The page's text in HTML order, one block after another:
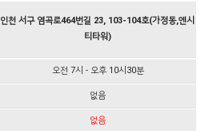
인천 서구 염곡로464번길 23, 103-104호(가정동,엔시
티타워)
오전 7시 - 오후 10시30분
없음
없음